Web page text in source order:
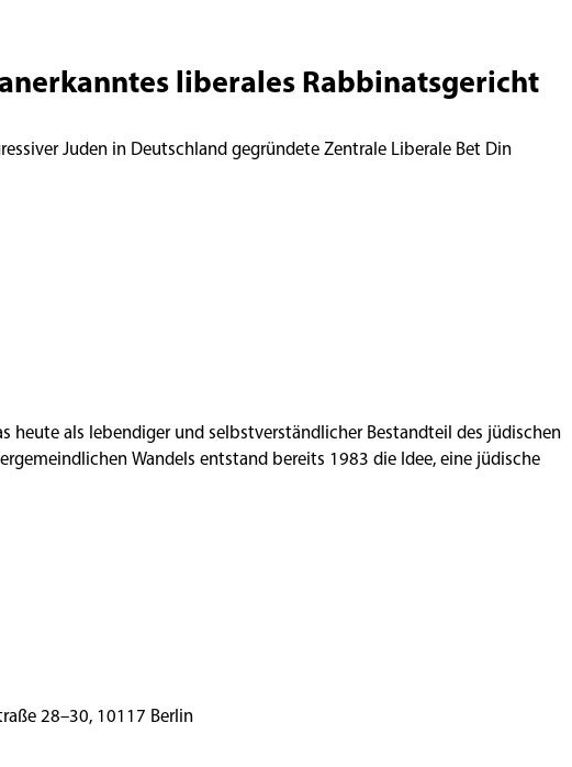
liberales Rabbinatsgericht
Juden in Deutschland gegründete Zentrale Liberale Bet Din
heute als lebendiger und selbstverständlicher Bestandteil des jüdischen
Wandels entstand bereits 1983 die Idee, eine jüdische
Berlin Oranienburger Straße 28–30, 10117 Berlin